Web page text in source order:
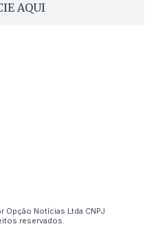
AQUI
Notícias Ltda CNPJ
reservados.